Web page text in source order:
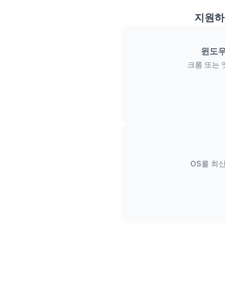
지원
윈도
크롬 또는
OS를 최